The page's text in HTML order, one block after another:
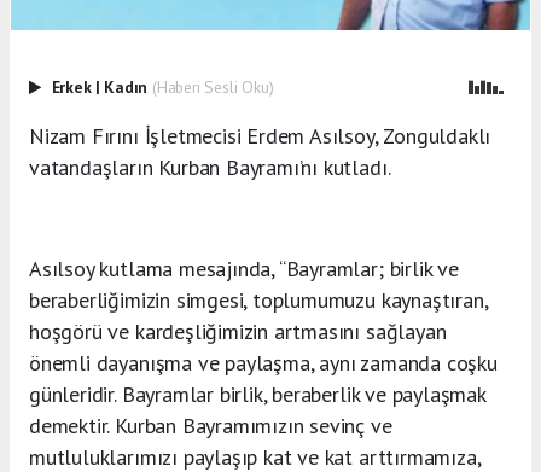
Erkek | Kadın (Haberi Sesli Oku)
Nizam Fırını İşletmecisi Erdem Asılsoy, Zonguldaklı
vatandaşların Kurban Bayramı’nı kutladı.
Asılsoy kutlama mesajında, “Bayramlar; birlik ve
beraberliğimizin simgesi, toplumumuzu kaynaştıran,
hoşgörü ve kardeşliğimizin artmasını sağlayan
önemli dayanışma ve paylaşma, aynı zamanda coşku
günleridir. Bayramlar birlik, beraberlik ve paylaşmak
demektir. Kurban Bayramımızın sevinç ve
mutluluklarımızı paylaşıp kat ve kat arttırmamıza,